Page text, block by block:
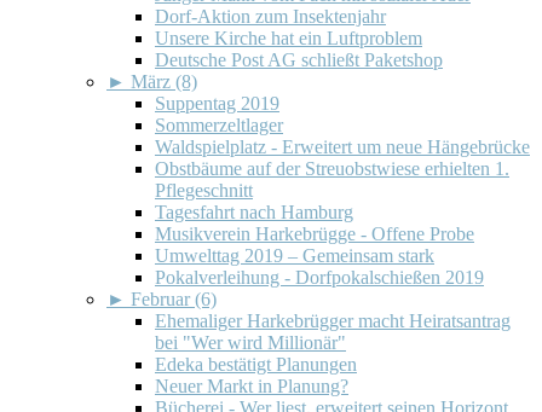
Dorf-Aktion zum Insektenjahr
Unsere Kirche hat ein Luftproblem
Deutsche Post AG schließt Paketshop
► März (8)
Suppentag 2019
Sommerzeltlager
Waldspielplatz - Erweitert um neue Hängebrücke
Obstbäume auf der Streuobstwiese erhielten 1.
Pflegeschnitt
Tagesfahrt nach Hamburg
Musikverein Harkebrügge - Offene Probe
Umwelttag 2019 – Gemeinsam stark
Pokalverleihung - Dorfpokalschießen 2019
► Februar (6)
Ehemaliger Harkebrügger macht Heiratsantrag
bei "Wer wird Millionär"
Edeka bestätigt Planungen
Neuer Markt in Planung?
Bücherei - Wer liest, erweitert seinen Horizont